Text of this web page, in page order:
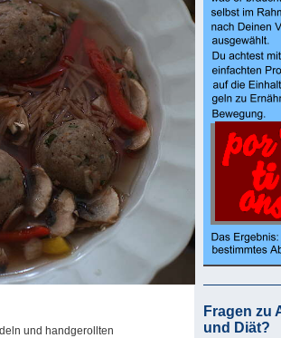
und handgerollten
Fragen zu
und Diät?